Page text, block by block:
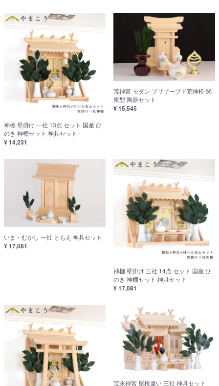
神棚 壁掛け 一社 13点 セット 国産 ひ
のき 神棚セット 神具セット
¥ 14,231
荒神宮 モダン プリザーブド荒神松 関
東型 陶器セット
¥ 15,545
いま・むかし 一社 ともえ 神具セット
¥ 17,081
神棚 壁掛け 三社 14点 セット 国産 ひ
のき 神棚セット 神具セット
¥ 17,081
宝来神宮 屋根違い 三社 神具セット